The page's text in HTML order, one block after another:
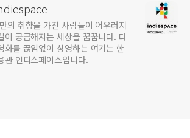
의 취향을 가진 사람들이 어우러져
이 궁금해지는 세상을 꿈꿉니다. 다
화를 끊임없이 상영하는 여기는 한
관 인디스페이스입니다.